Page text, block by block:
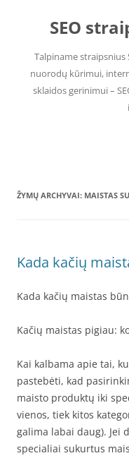
SEO
Talpiname straipsnius
nuorodų kūrimui,
sklaidos gerinimui –
ŽYMŲ ARCHYVAI: MAISTAS
Kada kačių
Kada kačių maistas
Kačių maistas pigiau:
Kai kalbama apie tai,
pastebėti, kad
maisto produktų iki
vienos, tiek kitos
galima labai daug). Jei
specialiai sukurtus